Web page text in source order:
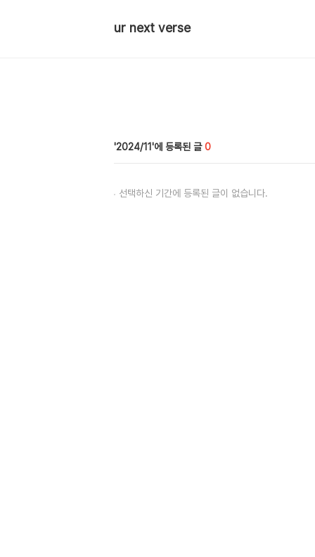
ur next verse
2024/11 0
선택하신 기간에 등록된 글이 없습니다.